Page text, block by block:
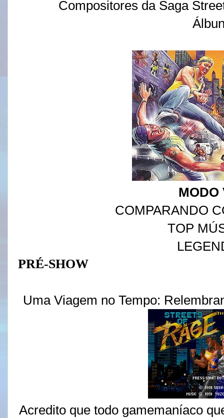
Compositores da Saga
MODO
COMPARANDO
TOP
PRÉ-SHOW
Uma Viagem no Tempo:
Acredito que todo gamemaníaco